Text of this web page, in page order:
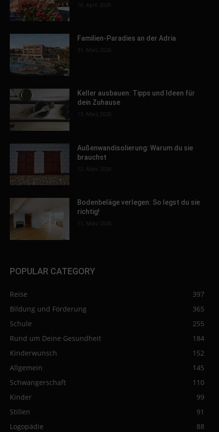
16. April 2026
Familien-Paradies an der Adria
31. März 2026
Keller ausbauen: Tipps und Ideen für
dein Zuhause
13. März 2026
Außenwandisolierung: Warum du sie
brauchst
12. März 2026
Bodenbeläge verlegen: So legst du sie
richtig!
11. März 2026
POPULAR CATEGORY
Reise
397
Bildung und Förderung
365
Schule
255
Rund um Deine Gesundheit
184
Kinderwunsch
152
Allgemein
145
Schwangerschaft
110
Kinder
99
Stillen
91
Logopädie
88